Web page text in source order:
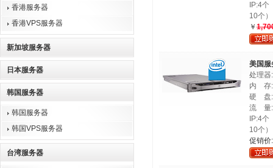
香港服务器
香港VPS服务器
新加坡服务器
日本服务器
韩国服务器
韩国服务器
韩国VPS服务器
台湾服务器
IP:4
10个）
￥
美国
处理
内 存
硬 盘
流 量
IP:4
10个）
促销价